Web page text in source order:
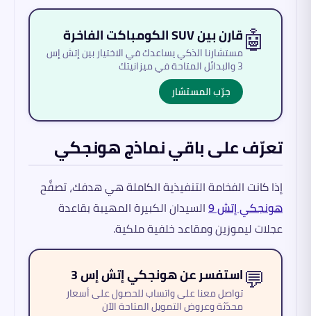
🤖قارن بين SUV الكومباكت الفاخرة
مستشارنا الذكي يساعدك في الاختيار بين إتش إس
3 والبدائل المتاحة في ميزانيتك
جرّب المستشار
تعرّف على باقي نماذج هونجكي
إذا كانت الفخامة التنفيذية الكاملة هي هدفك، تصفَّح
هونجكي إتش 9 السيدان الكبيرة المهيبة بقاعدة
عجلات ليموزين ومقاعد خلفية ملكية.
💬استفسر عن هونجكي إتش إس 3
تواصل معنا على واتساب للحصول على أسعار
محدّثة وعروض التمويل المتاحة الآن